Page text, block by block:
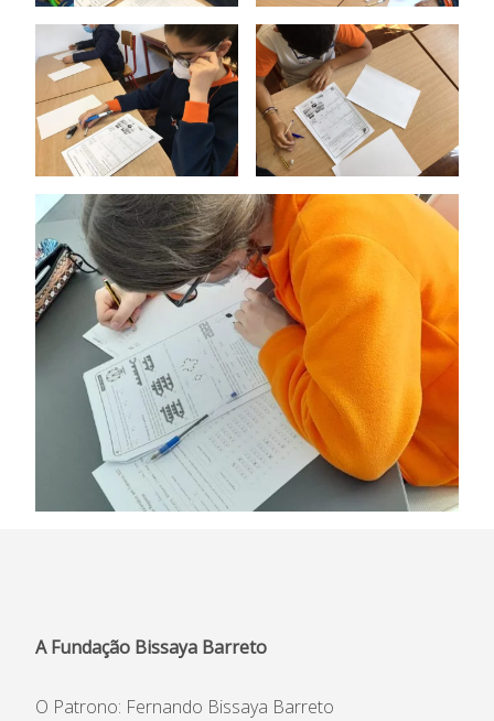
A Fundação Bissaya Barreto
O Patrono: Fernando Bissaya Barreto